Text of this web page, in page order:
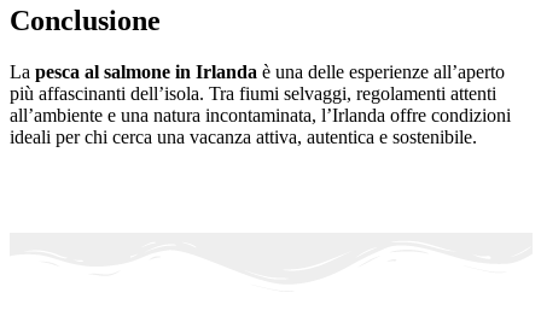
Conclusione
La pesca al salmone in Irlanda è una delle esperienze all’aperto
più affascinanti dell’isola. Tra fiumi selvaggi, regolamenti attenti
all’ambiente e una natura incontaminata, l’Irlanda offre condizioni
ideali per chi cerca una vacanza attiva, autentica e sostenibile.